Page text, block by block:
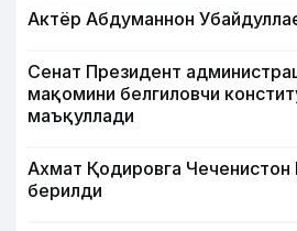
Актёр Абду­маннон
Сенат Президент
мақомини белгиловчи
маъқуллади
Ахмат Қодировга
берилди